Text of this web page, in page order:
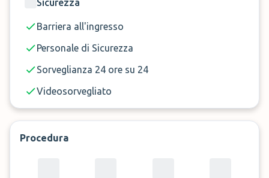
Sicurezza
Barriera all'ingresso
Personale di Sicurezza
Sorveglianza 24 ore su 24
Videosorvegliato
Procedura